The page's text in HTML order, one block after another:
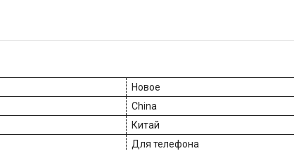
Новое
China
Китай
Для телефона